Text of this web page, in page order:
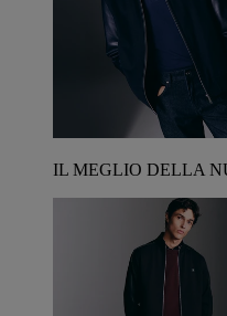
IL MEGLIO DELLA